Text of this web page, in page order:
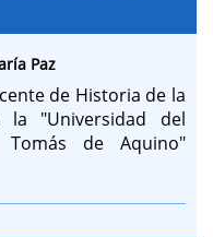
Paz
de Historia de la
la "Universidad del
de Aquino"